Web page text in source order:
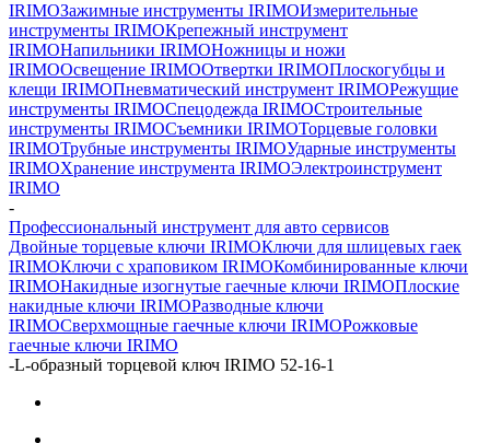
IRIMOЗажимные инструменты IRIMOИзмерительные
инструменты IRIMOКрепежный инструмент
IRIMOНапильники IRIMOНожницы и ножи
IRIMOОсвещение IRIMOОтвертки IRIMOПлоскогубцы и
клещи IRIMOПневматический инструмент IRIMOРежущие
инструменты IRIMOСпецодежда IRIMOСтроительные
инструменты IRIMOСъемники IRIMOТорцевые головки
IRIMOТрубные инструменты IRIMOУдарные инструменты
IRIMOХранение инструмента IRIMOЭлектроинструмент
IRIMO
-
Профессиональный инструмент для авто сервисов
Двойные торцевые ключи IRIMOКлючи для шлицевых гаек
IRIMOКлючи с храповиком IRIMOКомбинированные ключи
IRIMOНакидные изогнутые гаечные ключи IRIMOПлоские
накидные ключи IRIMOРазводные ключи
IRIMOСверхмощные гаечные ключи IRIMOРожковые
гаечные ключи IRIMO
-L-образный торцевой ключ IRIMO 52-16-1